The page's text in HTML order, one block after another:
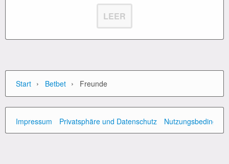
LEER
Start › Betbet › Freunde
Impressum Privatsphäre und Datenschutz